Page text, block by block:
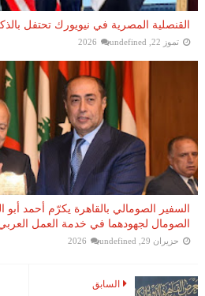
القنصلية المصرية في نيويورك تحتفل بالذكرى الـ74
تموز 22, 2026 undefined
السفير الصومالي بالقاهرة يكرّم أحمد
الصومال لجهودهما في خدمة العمل
حزيران 29, 2026 undefined
السابق